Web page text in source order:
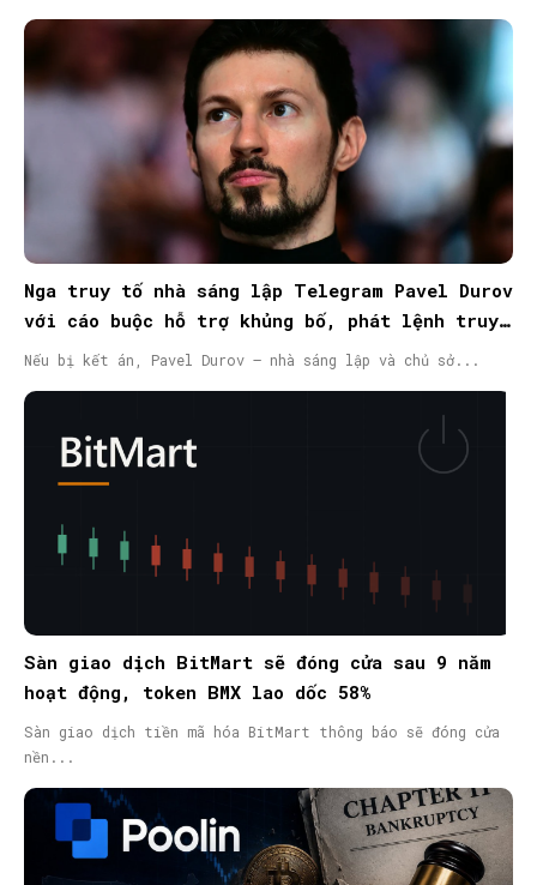
Nga truy tố nhà sáng lập Telegram Pavel Durov
với cáo buộc hỗ trợ khủng bố, phát lệnh truy
nã quốc tế
Nếu bị kết án, Pavel Durov – nhà sáng lập và chủ sở...
Sàn giao dịch BitMart sẽ đóng cửa sau 9 năm
hoạt động, token BMX lao dốc 58%
Sàn giao dịch tiền mã hóa BitMart thông báo sẽ đóng cửa
nền...